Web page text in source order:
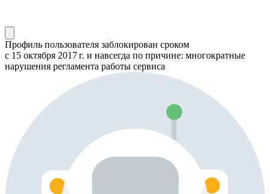
Профиль пользователя заблокирован сроком
с 15 октября 2017 г. и навсегда по причине: многократные
нарушения регламента работы сервиса